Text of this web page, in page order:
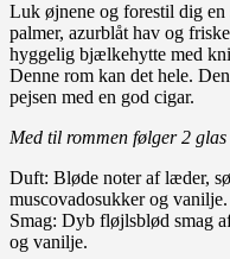
Luk øjnene og forestil dig en
palmer, azurblåt hav og
hyggelig bjælkehytte med
Denne rom kan det hele.
pejsen med en god cigar.
Med til rommen følger 2
Duft: Bløde noter af læder,
muscovadosukker og vanilje.
Smag: Dyb fløjlsblød smag
og vanilje.